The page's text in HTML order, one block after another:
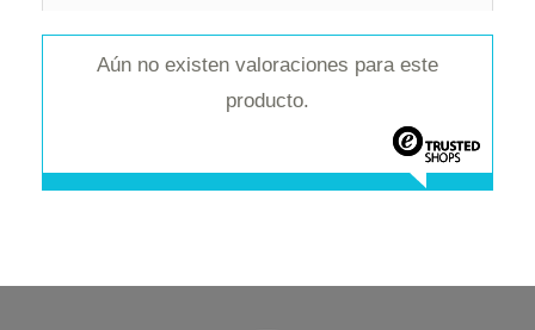
Aún no existen valoraciones para este
producto.